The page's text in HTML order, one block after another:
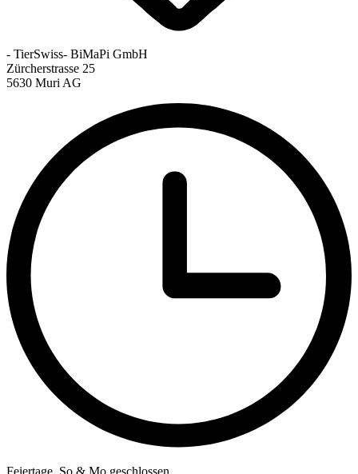
- TierSwiss- BiMaPi GmbH
Zürcherstrasse 25
5630 Muri AG
Feiertage, So & Mo geschlossen